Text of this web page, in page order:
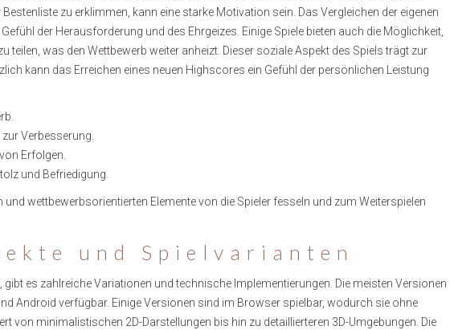
zu erklimmen, kann eine starke Motivation sein. Das Vergleichen der eigenen
der Herausforderung und des Ehrgeizes. Einige Spiele bieten auch die Möglichkeit,
teilen, was den Wettbewerb weiter anheizt. Dieser soziale Aspekt des Spiels trägt zur
kann das Erreichen eines neuen Highscores ein Gefühl der persönlichen Leistung
Verbesserung.
Erfolgen.
und Befriedigung.
und wettbewerbsorientierten Elemente von die Spieler fesseln und zum Weiterspielen
und Spielvarianten
es zahlreiche Variationen und technische Implementierungen. Die meisten Versionen
Android verfügbar. Einige Versionen sind im Browser spielbar, wodurch sie ohne
von minimalistischen 2D-Darstellungen bis hin zu detaillierteren 3D-Umgebungen. Die